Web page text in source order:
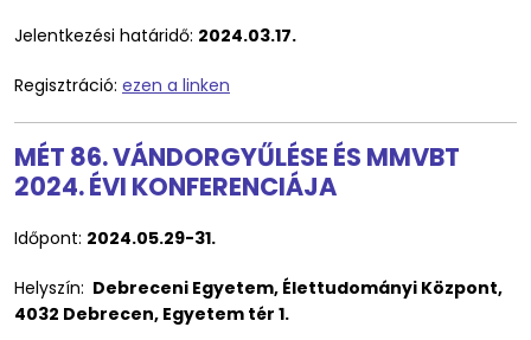
Jelentkezési határidő: 2024.03.17.
Regisztráció: ezen a linken
MÉT 86. VÁNDORGYŰLÉSE ÉS MMVBT
2024. ÉVI KONFERENCIÁJA
Időpont: 2024.05.29-31.
Helyszín: Debreceni Egyetem, Élettudományi Központ,
4032 Debrecen, Egyetem tér 1.